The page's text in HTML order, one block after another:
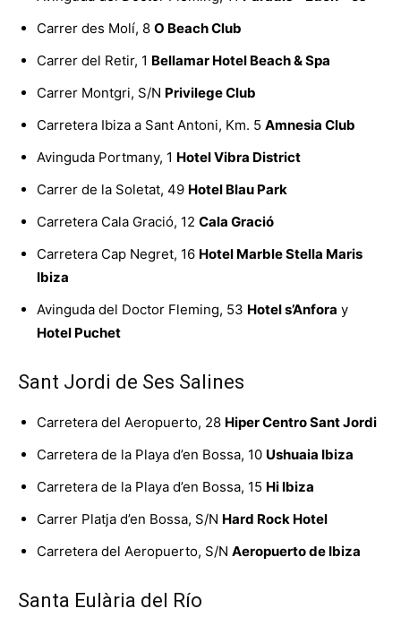
Carrer des Molí, 8 O Beach Club
Carrer del Retir, 1 Bellamar Hotel Beach & Spa
Carrer Montgri, S/N Privilege Club
Carretera Ibiza a Sant Antoni, Km. 5 Amnesia Club
Avinguda Portmany, 1 Hotel Vibra District
Carrer de la Soletat, 49 Hotel Blau Park
Carretera Cala Gració, 12 Cala Gració
Carretera Cap Negret, 16 Hotel Marble Stella Maris
Ibiza
Avinguda del Doctor Fleming, 53 Hotel s’Anfora y
Hotel Puchet
Sant Jordi de Ses Salines
Carretera del Aeropuerto, 28 Hiper Centro Sant Jordi
Carretera de la Playa d’en Bossa, 10 Ushuaia Ibiza
Carretera de la Playa d’en Bossa, 15 Hi Ibiza
Carrer Platja d’en Bossa, S/N Hard Rock Hotel
Carretera del Aeropuerto, S/N Aeropuerto de Ibiza
Santa Eulària del Río